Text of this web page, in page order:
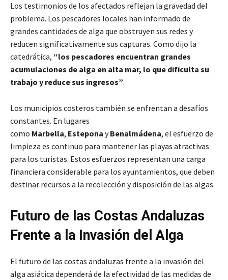
Los testimonios de los afectados reflejan la gravedad del
problema. Los pescadores locales han informado de
grandes cantidades de alga que obstruyen sus redes y
reducen significativamente sus capturas. Como dijo la
catedrática, “los pescadores encuentran grandes
acumulaciones de alga en alta mar, lo que dificulta su
trabajo y reduce sus ingresos”.
Los municipios costeros también se enfrentan a desafíos
constantes. En lugares
como Marbella, Estepona yBenalmádena, el esfuerzo de
limpieza es continuo para mantener las playas atractivas
para los turistas. Estos esfuerzos representan una carga
financiera considerable para los ayuntamientos, que deben
destinar recursos a la recolección y disposición de las algas.
Futuro de las Costas Andaluzas
Frente a la Invasión del Alga
El futuro de las costas andaluzas frente a la invasión del
alga asiática dependerá de la efectividad de las medidas de